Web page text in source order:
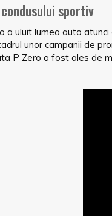
sportiv
a uluit lumea auto
unor campanii de
P Zero a fost ales de